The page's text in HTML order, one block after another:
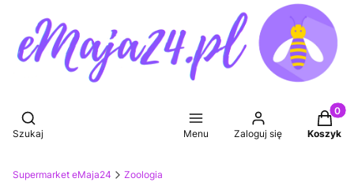
Otwórz wyszukiwarkę
Szukaj Menu Zaloguj się Koszyk
Supermarket eMaja24 Zoologia